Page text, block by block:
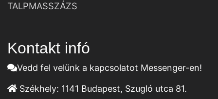
TALPMASSZÁZS
Kontakt infó
Vedd fel velünk a kapcsolatot Messenger-en!
Székhely: 1141 Budapest, Szugló utca 81.